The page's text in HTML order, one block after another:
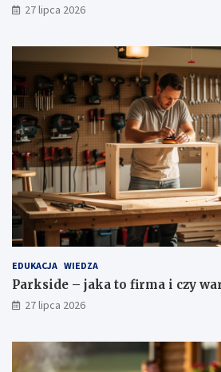
27 lipca 2026
EDUKACJA WIEDZA
Parkside – jaka to firma i czy
27 lipca 2026